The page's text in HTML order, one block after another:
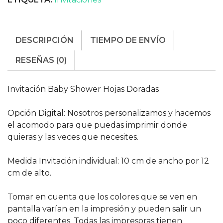
DESCRIPCIÓN TIEMPO DE ENVÍO
RESEÑAS (0)
Invitación Baby Shower Hojas Doradas
Opción Digital: Nosotros personalizamos y hacemos
el acomodo para que puedas imprimir donde
quieras y las veces que necesites.
Medida Invitación individual: 10 cm de ancho por 12
cm de alto.
Tomar en cuenta que los colores que se ven en
pantalla varían en la impresión y pueden salir un
poco diferentes. Todas las impresoras tienen